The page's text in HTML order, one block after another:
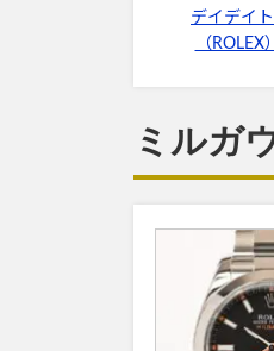
デイデイ
（
ミルガ